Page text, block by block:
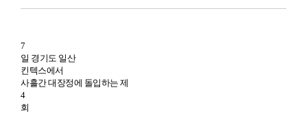
7
일 경기도 일산
킨텍스에서
사흘간 대장정에 돌입하는 제
4
회